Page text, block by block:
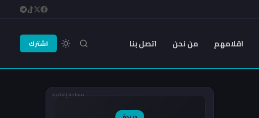
اقلامهم من نحن اتصل بنا اشترك
مساحة إعلانية